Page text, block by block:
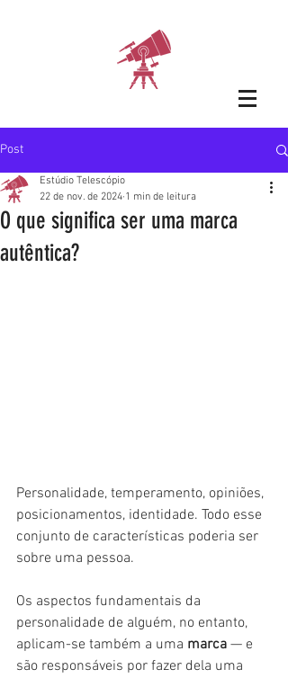
Post
O que significa ser uma marca
autêntica?
Estúdio Telescópio
22 de nov. de 2024 1 min de leitura
Personalidade, temperamento, opiniões,
posicionamentos, identidade. Todo esse
conjunto de características poderia ser
sobre uma pessoa.
Os aspectos fundamentais da
personalidade de alguém, no entanto,
aplicam-se também a uma marca — e
são responsáveis por fazer dela uma